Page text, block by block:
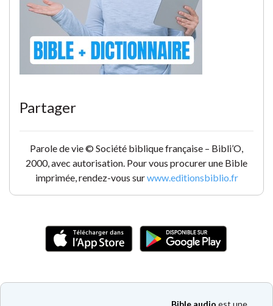
Partager
Parole de vie © Société biblique française – Bibli’O,
2000, avec autorisation. Pour vous procurer une Bible
imprimée, rendez-vous surwww.editionsbiblio.fr